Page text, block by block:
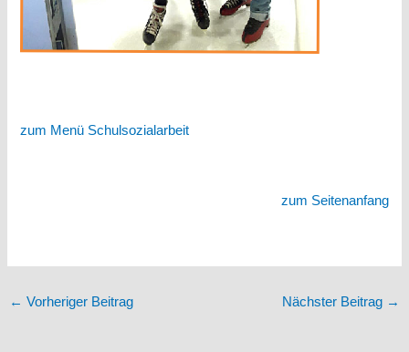
zum Menü Schulsozialarbeit
zum Seitenanfang
← Vorheriger Beitrag Nächster Beitrag →